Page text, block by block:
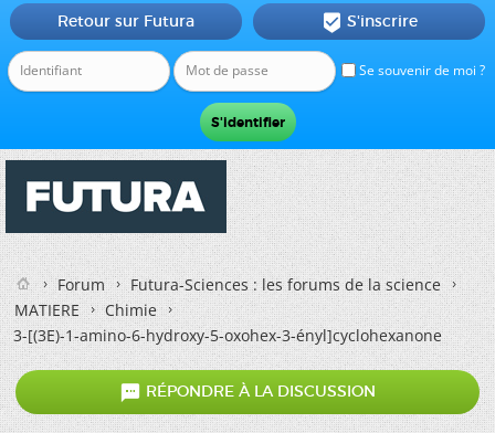
Se souvenir de moi ?
Retour sur Futura  S'inscrire
Forum
Futura-Sciences : les forums de la science
MATIERE
Chimie
3-[(3E)-1-amino-6-hydroxy-5-oxohex-3-ényl]cyclohexanone
 RÉPONDRE À LA DISCUSSION